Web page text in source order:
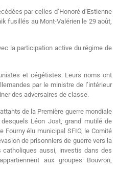
par celles d’Honoré d’Estienne
fusillés au Mont-Valérien le 29 août,
la participation active du régime de
et cégétistes. Leurs noms ont
par le ministre de l’intérieur
des adversaires de classe.
de la Première guerre mondiale
Léon Jost, grand mutilé de
Fourny élu municipal SFIO, le Comité
de prisonniers de guerre vers la
catholiques aussi, investis dans des
aux groupes Bouvron,